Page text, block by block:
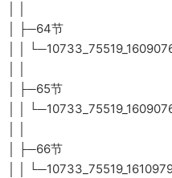
│ ├─64节
│ │
│ ├─65节
│ │
│ ├─66节
│ │